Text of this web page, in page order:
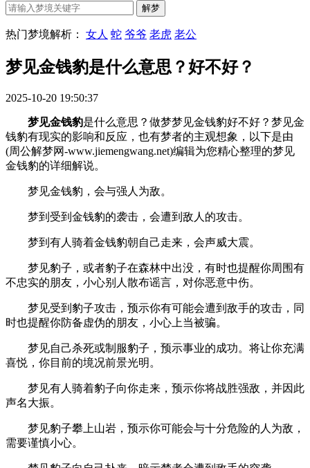
热门梦境解析： 女人 蛇 爷爷 老虎 老公
梦见金钱豹是什么意思？好不好？
2025-10-20 19:50:37
梦见金钱豹是什么意思？做梦梦见金钱豹好不好？梦见金
钱豹有现实的影响和反应，也有梦者的主观想象，以下是由
(周公解梦网-www.jiemengwang.net)编辑为您精心整理的梦见
金钱豹的详细解说。
梦见金钱豹，会与强人为敌。
梦到受到金钱豹的袭击，会遭到敌人的攻击。
梦到有人骑着金钱豹朝自己走来，会声威大震。
梦见豹子，或者豹子在森林中出没，有时也提醒你周围有
不忠实的朋友，小心别人散布谣言，对你恶意中伤。
梦见受到豹子攻击，预示你有可能会遭到敌手的攻击，同
时也提醒你防备虚伪的朋友，小心上当被骗。
梦见自己杀死或制服豹子，预示事业的成功。将让你充满
喜悦，你目前的境况前景光明。
梦见有人骑着豹子向你走来，预示你将战胜强敌，并因此
声名大振。
梦见豹子攀上山岩，预示你可能会与十分危险的人为敌，
需要谨慎小心。